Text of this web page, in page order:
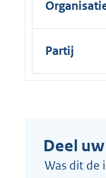
Partij
Deel
Was dit de